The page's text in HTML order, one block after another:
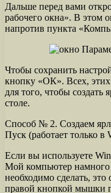
Дальше перед вами
рабочего окна». В этом
напротив пункта
Чтобы сохранить
кнопку «ОК». Всех,
для того, чтобы
столе.
Способ № 2. Создаем
Пуск (работает только в
Если вы используете
Мой компьютер
необходимо сделать,
правой кнопкой мышки